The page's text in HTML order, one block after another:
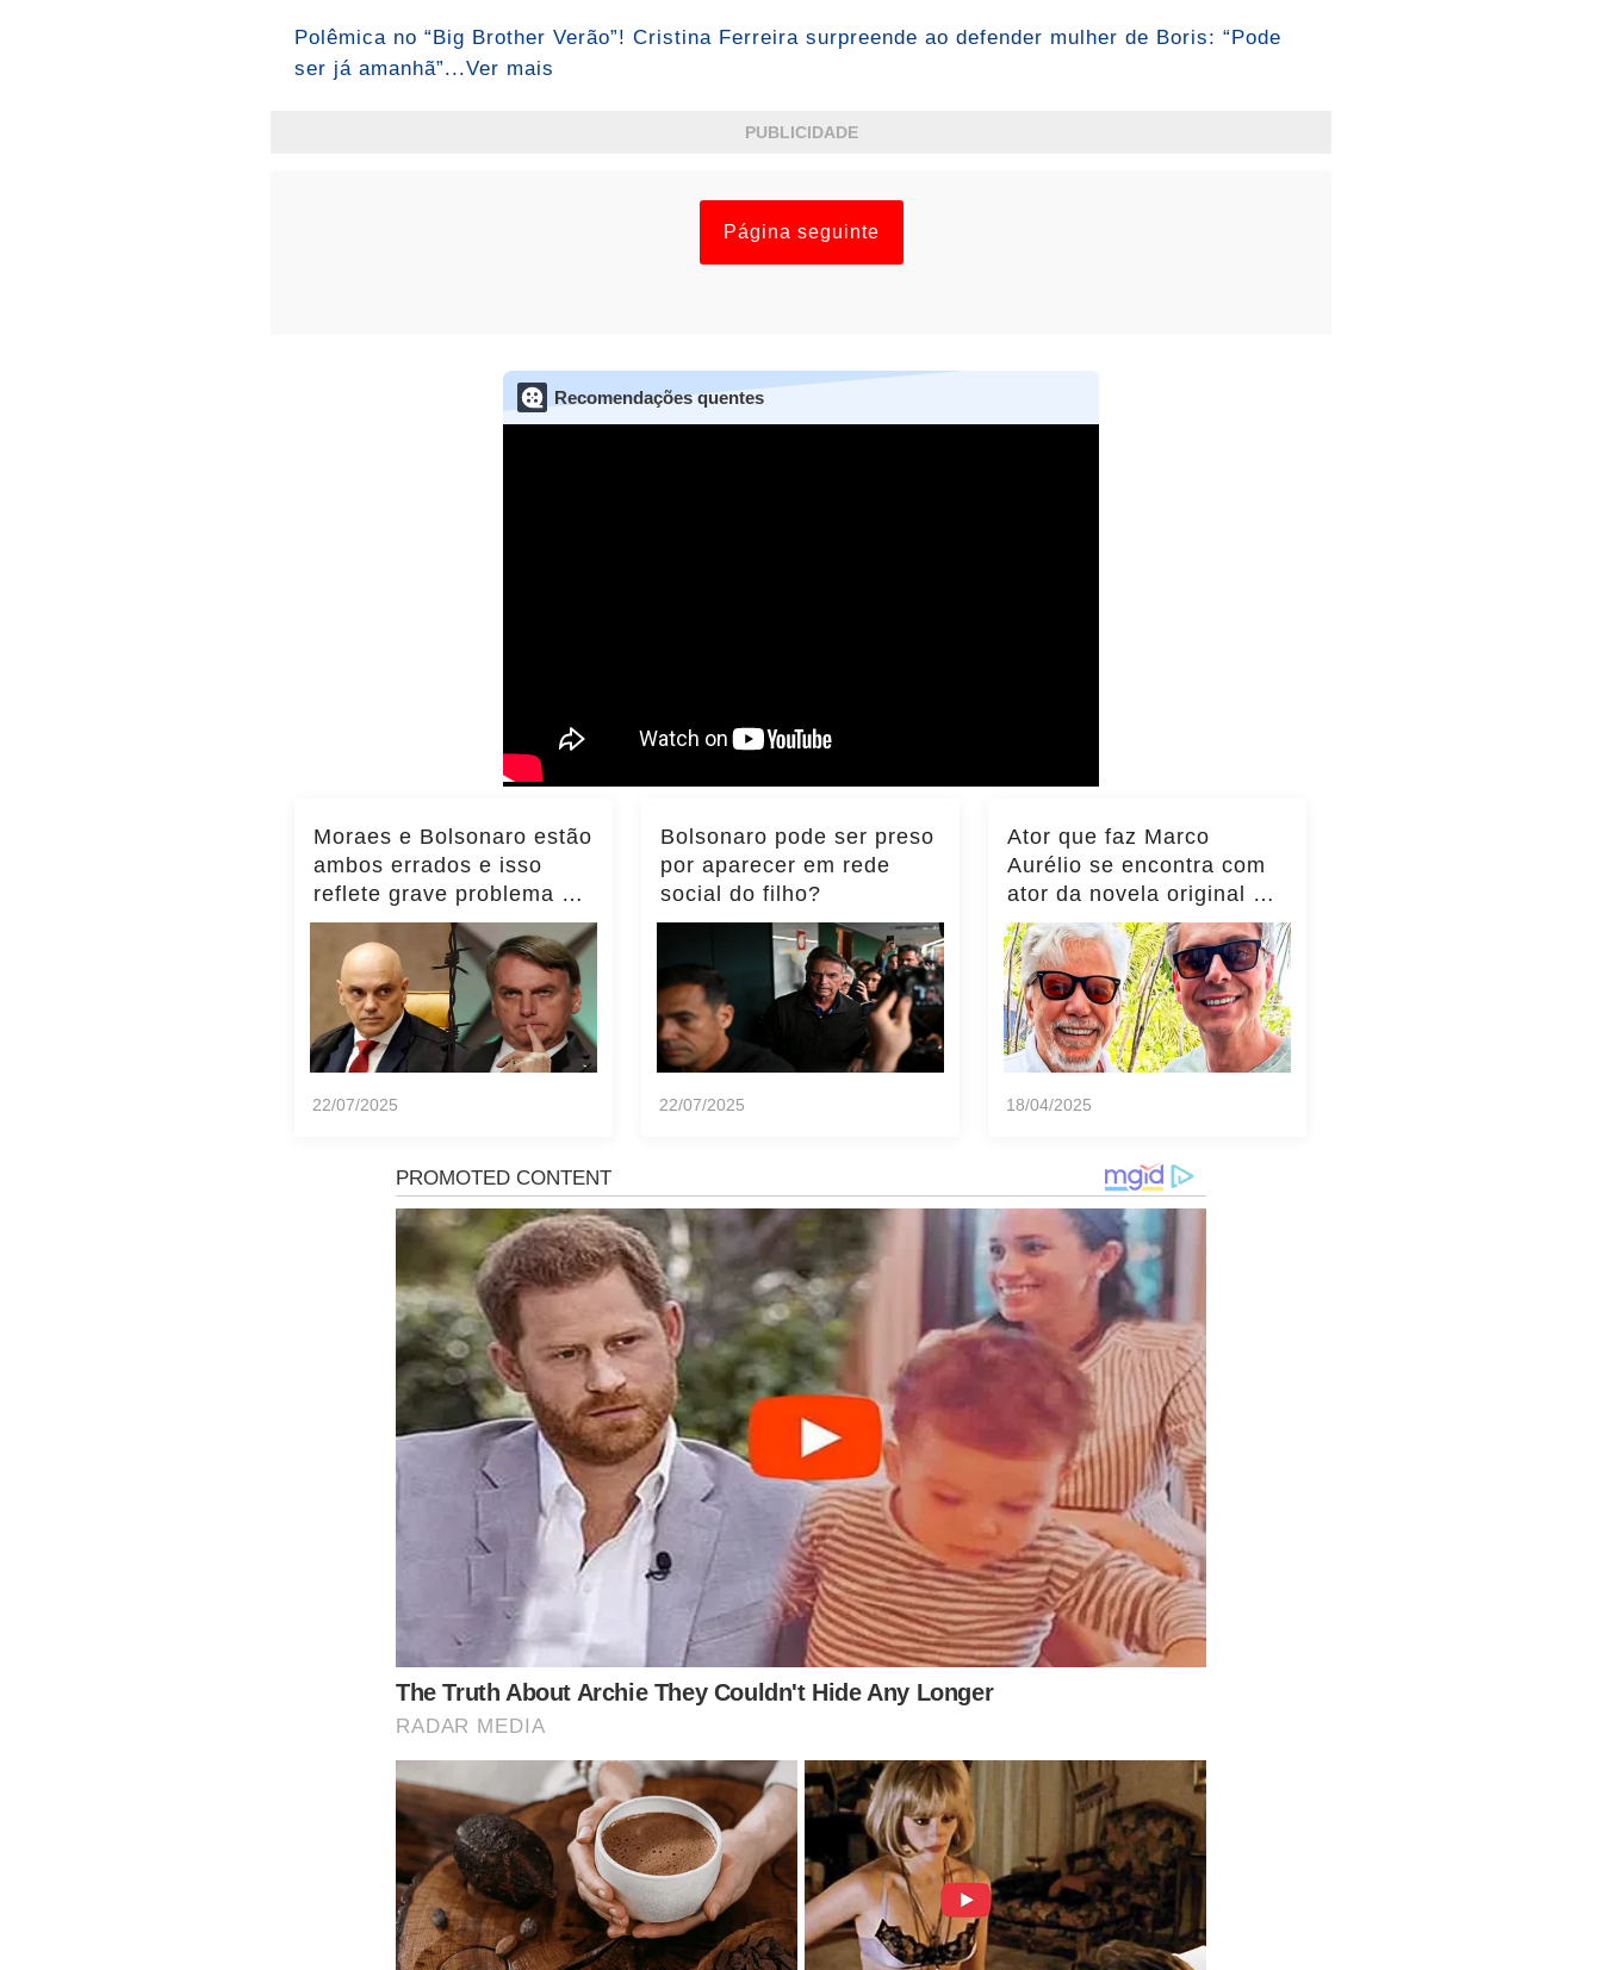
Polêmica no “Big Brother Verão”! Cristina Ferreira surpreende ao defender mulher de Boris: “Pode
ser já amanhã”...Ver mais
PUBLICIDADE
Página seguinte
Recomendações quentes
Moraes e Bolsonaro estão
ambos errados e isso
reflete grave problema do
Brasil, diz Transparência
Internacional
22/07/2025
Bolsonaro pode ser preso
por aparecer em rede
social do filho?
22/07/2025
Ator que faz Marco
Aurélio se encontra com
ator da novela original e
momento viraliza,
notícias!... ver mais
18/04/2025